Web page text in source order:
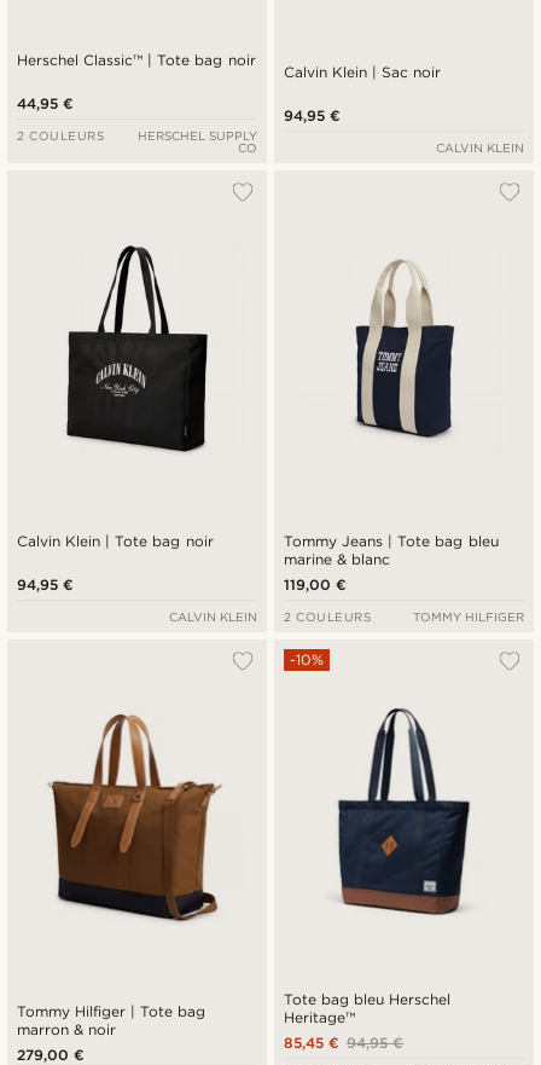
Herschel Classic™ | Tote bag noir
44,95 €
2 COULEURS
HERSCHEL SUPPLY
CO
Calvin Klein | Sac noir
94,95 €
CALVIN KLEIN
Calvin Klein | Tote bag noir
94,95 €
CALVIN KLEIN
Tommy Jeans | Tote bag bleu
marine & blanc
119,00 €
2 COULEURS TOMMY HILFIGER
Tommy Hilfiger | Tote bag
marron & noir
279,00 €
Tote bag bleu Herschel
Heritage™
-10%
94,95 €
85,45 €